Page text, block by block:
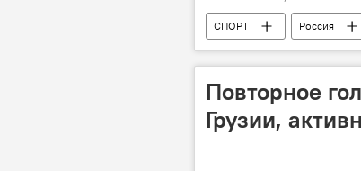
СПОРТ Россия
Повторное
Грузии,